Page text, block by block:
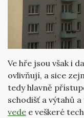
Ve hře jsou však i
ovlivňují, a sice
tedy hlavně
schodišť a výtahů
vede e veškeré